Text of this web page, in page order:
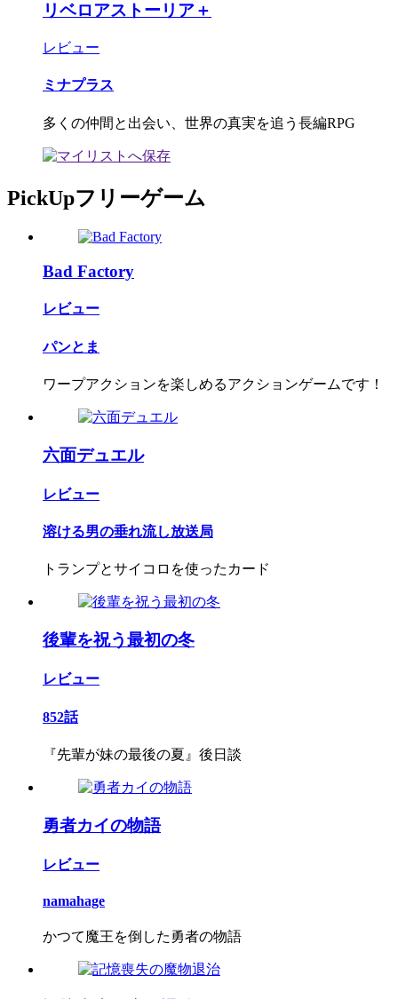
リベロアストーリア＋
レビュー
ミナプラス
多くの仲間と出会い、世界の真実を追う長編RPG
PickUpフリーゲーム
Bad Factory
レビュー
パンとま
ワープアクションを楽しめるアクションゲームです！
六面デュエル
レビュー
溶ける男の垂れ流し放送局
トランプとサイコロを使ったカード
後輩を祝う最初の冬
レビュー
852話
『先輩が妹の最後の夏』後日談
勇者カイの物語
レビュー
namahage
かつて魔王を倒した勇者の物語